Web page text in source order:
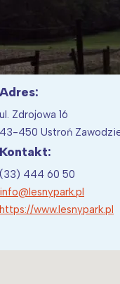
Adres:
ul. Zdrojowa 16
43-450 Ustroń
Kontakt:
(33) 444 60 50
info@lesnypark.pl
https://www.lesnypark.pl